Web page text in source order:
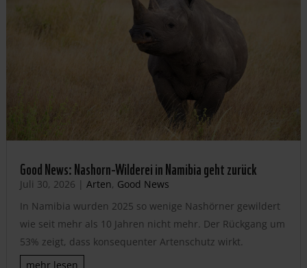
Good News: Nashorn-Wilderei in Namibia geht zurück
Juli 30, 2026 | Arten, Good News
In Namibia wurden 2025 so wenige Nashörner gewildert
wie seit mehr als 10 Jahren nicht mehr. Der Rückgang um
53% zeigt, dass konsequenter Artenschutz wirkt.
mehr lesen